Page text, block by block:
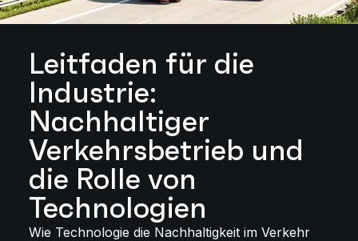
Leitfaden für die
Industrie:
Nachhaltiger
Verkehrsbetrieb und
die Rolle von
Technologien
Wie Technologie die Nachhaltigkeit im Verkehr